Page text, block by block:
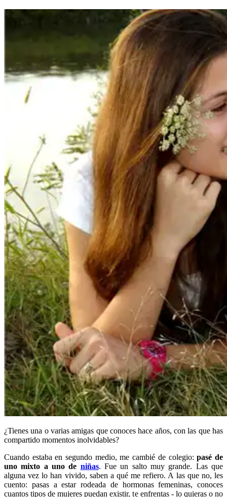
¿Tienes una o varias amigas que conoces hace años, con las que has
compartido momentos inolvidables?
Cuando estaba en segundo medio, me cambié de colegio: pasé de
uno mixto a uno de niñas. Fue un salto muy grande. Las que
alguna vez lo han vivido, saben a qué me refiero. A las que no, les
cuento: pasas a estar rodeada de hormonas femeninas, conoces
cuantos tipos de mujeres puedan existir, te enfrentas - lo quieras o no